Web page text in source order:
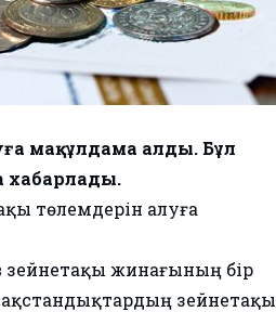
мақұлдама алды. Бұл
хабарлады.
төлемдерін алуға
зейнетақы жинағының бір
зейнетақы